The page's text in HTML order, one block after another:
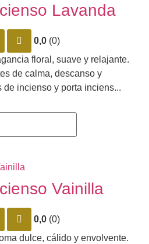
Lavanda
0,0 (0)
floral, suave y relajante.
de calma, descanso y
de incienso y porta inciens...
Vainilla
0,0 (0)
dulce, cálido y envolvente.